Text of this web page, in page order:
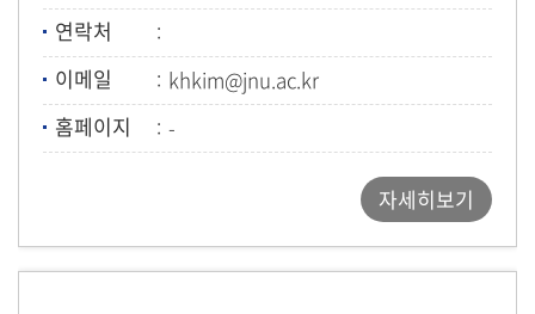
연락처
이메일
khkim@jnu.ac.kr
홈페이지
-
자세히보기